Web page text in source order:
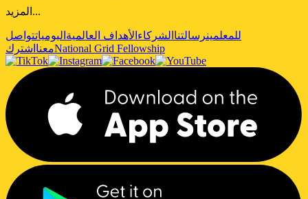
المزيد...
للمعلمينرسالتنا الشركاء الأهداف العالمية اليومياتتواصل
معنا اشترك National Grid Fellowship